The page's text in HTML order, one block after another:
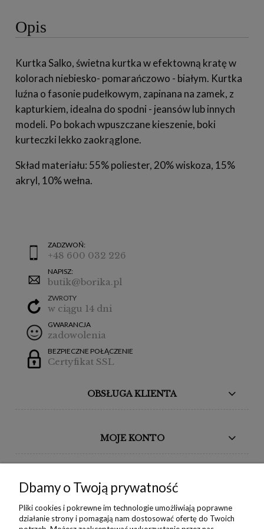
Opis
Kurtka Salko, świetna kurtka w efektowną kratę w
kolorach niebiesko- pomarańczowo - białym. Kurtka
luźna o fasonie pudełkowym, zapinana na zamek, z
kapturkiem, idealna do spodni - jeansów lub innych
modeli. Po bokach wpuszczane kieszenie, boki
kurteczki lekko zaokrąglone.
Skład materiału: 55% poliester, 20% wiskoza, 15%
akryl, 10% wełna.
ZADZWOŃ:
+48 600 032 226
NAPISZ:
butik@borika.pl
ZWROTY
w ciągu 14 dni
GWARANCJA
zadowolenia
BEZPIECZNE POŁĄCZENIE
Certyfikat SSL
OBSŁUGA KLIENTA
MOJE KONTO
BORIKA DESIGN
MONIKA BORAK
Dbamy o Twoją prywatność
Pliki cookies i pokrewne im technologie umożliwiają poprawne
działanie strony i pomagają nam dostosować ofertę do Twoich